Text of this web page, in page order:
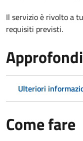
Il servizio è rivolto a
requisiti previsti.
Ulteriori
Come fare